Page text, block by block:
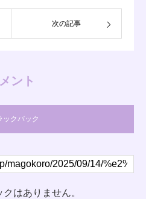
次の記事
ント
ックバック
はありません。